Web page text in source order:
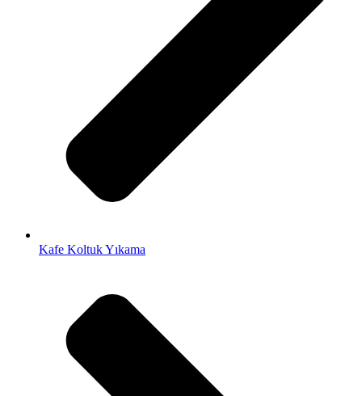
Kafe Koltuk Yıkama